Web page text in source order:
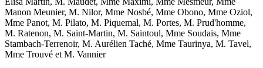
Manon Meunier, M. Nilor, Mme Nosbé, Mme Obono, Mme Oziol,
Mme Panot, M. Pilato, M. Piquemal, M. Portes, M. Prud'homme,
M. Ratenon, M. Saint-Martin, M. Saintoul, Mme Soudais, Mme
Stambach-Terrenoir, M. Aurélien Taché, Mme Taurinya, M. Tavel,
Mme Trouvé et M. Vannier